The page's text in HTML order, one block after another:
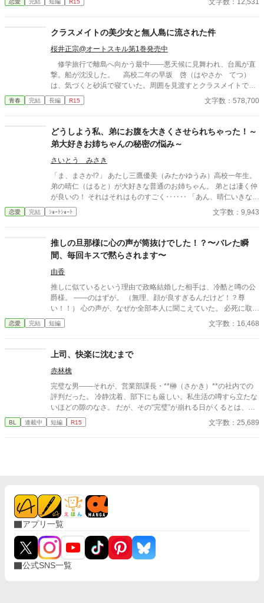
はこれを「家族愛」だと頑なに誤解（無視）している。 「ゆーた
の一途。周囲の冷やかしや、葵を狙う男子生徒のプレッシャーが
高まる中、悠太の**「幼馴染フィルター」**はついに限界を迎え
る。 この溺愛っぷり、いつまで「家族」で通せるのか？ 甘すぎる
日常が、悠太の鈍感な理性を溶かし尽くす――最初からクライマ
ックスの、超高濃度イチャイチャ・ラブコメ、開幕！
文字数：12,531
クラスメイトの美少女と無人島に流された件
桜井正宗@オートスキル第1巻発売中
修学旅行で離島へ向かう最中――悪天候に見舞われ、台風が直
撃。船が沈没した。 高校二年の早坂 啓（はやさか てつ）
は、気づくと砂浜で寝ていた。周囲を見渡すとクラスメイトで美
少女の天音 愛（あまね まな）が隣に倒れていた。 どうや
ら、漂流して流されていたようだった。 帰ろうにも島は『無人
無人島サバイバルをしていくのだが……クラスの女子が次々に見
つかり、やがてハーレムに。 男一人と女子十五人で……取り合
いに発展！？
青春 完結 長編 R15 文字数：578,700
どうしよう私、弟にお腹を大きくさせられちゃった！～
弟大好きお姉ちゃんの秘密の悩み～
さいとう みさき
「ま、まさか!?」 あたし三鷹優美（みたかゆうみ）高校一年生。
弟の晴仁（はると）が大好きな普通のお姉ちゃん。 弟とは凄く仲
が良いの！ それはそれはものすごく‥‥‥ 「あん、晴仁いきなり
そんなのお口に入らないよぉ～♡」 そんな関係のあたしたち。 で
もある日トイレであたしはアレが来そうなのになかなか来ないの
お腹が出て来てる!?」 お姉ちゃんの秘密の悩みです。
恋愛 完結 ｼｮｰﾄｼｮｰﾄ 文字数：9,943
推しの旦那様に心の声が筒抜けでした！？〜バレた瞬
間、毎回キスで黙らされます〜
由香
推しに似ているという理由で政略結婚した相手は、冷酷と噂の公
爵様。 ――のはずが。 （無理、顔が良すぎるんだけど！？尊
い！！） 心の声が、なぜか全部本人に聞こえていた。 必死に取り
繕うも時すでに遅し。 暴走する脳内実況を止めるたび、旦那様は
なぜか――キスしてくる。 「黙らせるのにちょうどいい」 いや全
声だだ漏れ令嬢 甘くて騒がしい新婚生活、開幕。
恋愛 完結 短編 文字数：16,468
上司、快楽に沈むまで
赤林檎
完璧な男――それが、営業部課長・**榊（さかき）**の社内での
評判だった。 冷静沈着、部下にも厳しい。私生活の噂すら立たな
いほどの隙のなさ。 だが、その“完璧”が崩れる日がくるとは、誰
も想像していなかった。 入社三年目の篠原は、榊の直属の部下。
真面目だが強気で、どこか挑発的な笑みを浮かべる青年。 ある
た。 拒むことも、許すこともできないまま、 彼は“部下”の手によ
って、ひとつずつ乱されていく。 言葉で支配され、触れられるた
びに、自分の知らなかった感情と快楽を知る。それは、上司とし
ての誇りを壊すほどに甘く、逃れられないほどに深い。 だが、篠
原の視線の奥に宿るのは、ただの欲望ではなかった。 そこには、
ずっと榊だけを見つめ続けてきた、静かな執着がある。 「俺、前
から思ってたんです。 あなたが誰かに“支配される”ところ、き
BL 連載中 短編 R15 文字数：25,689
アプリ一覧
公式SNS一覧